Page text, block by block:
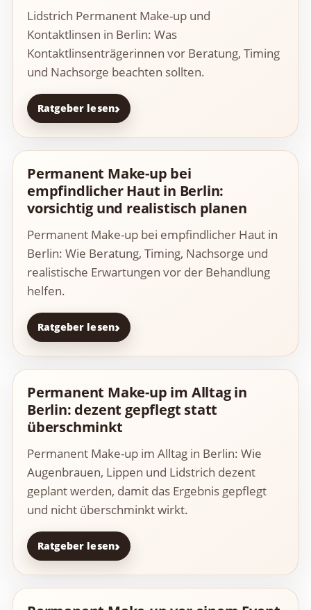
Lidstrich Permanent Make-up und
Kontaktlinsen in Berlin: Was
Kontaktlinsenträgerinnen vor Beratung, Timing
und Nachsorge beachten sollten.
Ratgeber lesen
Permanent Make-up bei
empfindlicher Haut in Berlin:
vorsichtig und realistisch planen
Permanent Make-up bei empfindlicher Haut in
Berlin: Wie Beratung, Timing, Nachsorge und
realistische Erwartungen vor der Behandlung
helfen.
Ratgeber lesen
Permanent Make-up im Alltag in
Berlin: dezent gepflegt statt
überschminkt
Permanent Make-up im Alltag in Berlin: Wie
Augenbrauen, Lippen und Lidstrich dezent
geplant werden, damit das Ergebnis gepflegt
und nicht überschminkt wirkt.
Ratgeber lesen